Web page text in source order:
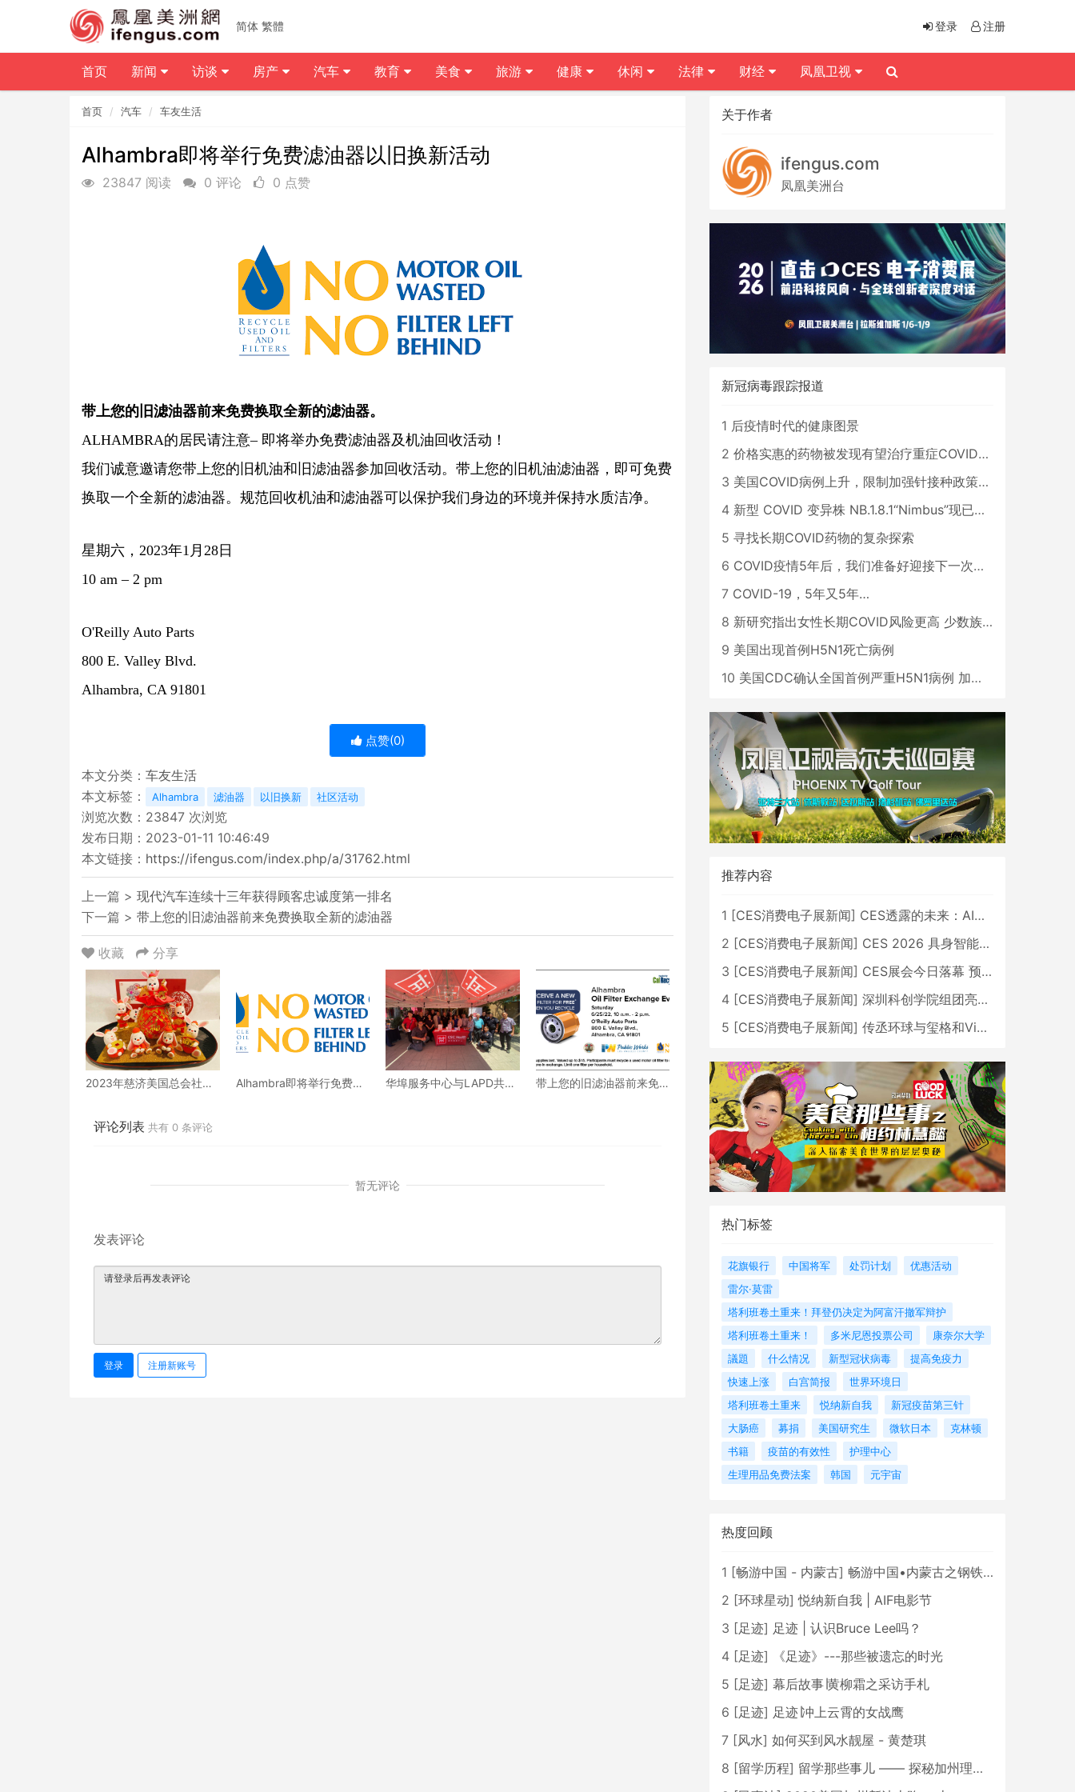
首页 汽车 车友生活
Alhambra即将举行免费滤油器以旧换新活动
23847 阅读 0 评论 0 点赞
带上您的旧滤油器前来免费换取全新的滤油器。
ALHAMBRA的居民请注意– 即将举办免费滤油器及机油回收活动！
我们诚意邀请您带上您的旧机油和旧滤油器参加回收活动。带上您的旧机油滤油器，即可免费
换取一个全新的滤油器。规范回收机油和滤油器可以保护我们身边的环境并保持水质洁净。
星期六，2023年1月28日
10 am – 2 pm
O'Reilly Auto Parts
800 E. Valley Blvd.
Alhambra, CA 91801
点赞(0)
本文分类： 车友生活
本文标签：
Alhambra 滤油器 以旧换新 社区活动
浏览次数： 23847 次浏览
发布日期：2023-01-11 10:46:49
本文链接： https://ifengus.com/index.php/a/31762.html
上一篇 > 现代汽车连续十三年获得顾客忠诚度第一排名
下一篇 > 带上您的旧滤油器前来免费换取全新的滤油器
收藏 分享
2023年慈济美国总会社区
Alhambra即将举行免费滤
华埠服务中心与LAPD共同
带上您的旧滤油器前来免
评论列表 共有 0 条评论
暂无评论
发表评论
登录 注册新账号
关于作者
ifengus.com
凤凰美洲台
新冠病毒跟踪报道
1 后疫情时代的健康图景
2 价格实惠的药物被发现有望治疗重症COVID患者
3 美国COVID病例上升，限制加强针接种政策即将出台
4 新型 COVID 变异株 NB.1.8.1“Nimbus”现已在美国占据主导地位
5 寻找长期COVID药物的复杂探索
6 COVID疫情5年后，我们准备好迎接下一次大流行了吗？
7 COVID-19，5年又5年…
8 新研究指出女性长期COVID风险更高 少数族裔儿童存在差异
9 美国出现首例H5N1死亡病例
10 美国CDC确认全国首例严重H5N1病例 加州进入紧急状态
推荐内容
1 [CES消费电子展新闻] CES透露的未来：AI、机器人与智能生活大爆发
2 [CES消费电子展新闻] CES 2026 具身智能与创新领域 中国公司大放异彩
3 [CES消费电子展新闻] CES展会今日落幕 预计2026行业收入将超五千亿美元
4 [CES消费电子展新闻] 深圳科创学院组团亮相CES 广受好评
5 [CES消费电子展新闻] 传丞环球与玺格和VibeLens共同推出全新耳机
热门标签
花旗银行 中国将军 处罚计划
优惠活动
雷尔·莫雷
塔利班卷土重来！拜登仍决定为阿富汗撤军辩护
塔利班卷土重来！
多米尼恩投票公司
康奈尔大学
議題
什么情况 新型冠状病毒
提高免疫力
快速上涨
白宫简报
世界环境日
塔利班卷土重来
悦纳新自我
新冠疫苗第三针
大肠癌
募捐 美国研究生 微软日本
克林顿
书籍
疫苗的有效性
护理中心
生理用品免费法案
韩国 元宇宙
热度回顾
1 [畅游中国 - 内蒙古] 畅游中国•内蒙古之钢铁骄子，魅力包头
2 [环球星动] 悦纳新自我 | AIF电影节
3 [足迹] 足迹 | 认识Bruce Lee吗？
4 [足迹]
《足迹》---那些被遗忘的时光
5 [足迹] 幕后故事∣黄柳霜之采访手札
6 [足迹] 足迹∣冲上云霄的女战鹰
7 [风水] 如何买到风水靓屋 - 黄楚琪
8 [留学历程] 留学那些事儿 —— 探秘加州理工学院Caltech博士生活 [上集]
简体 繁體 登录 注册
首页 新闻 访谈 房产 汽车 教育 美食 旅游 健康 休闲 法律 财经 凤凰卫视